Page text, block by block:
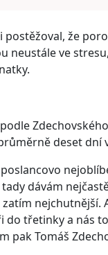
že
neustále ve
deset dní
dávám
nejchutnější.
třetinky a nás
pak Tomáš